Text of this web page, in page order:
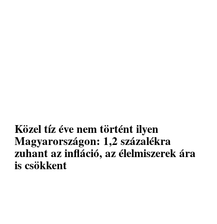
Közel tíz éve nem történt ilyen
Magyarországon: 1,2 százalékra
zuhant az infláció, az élelmiszerek ára
is csökkent